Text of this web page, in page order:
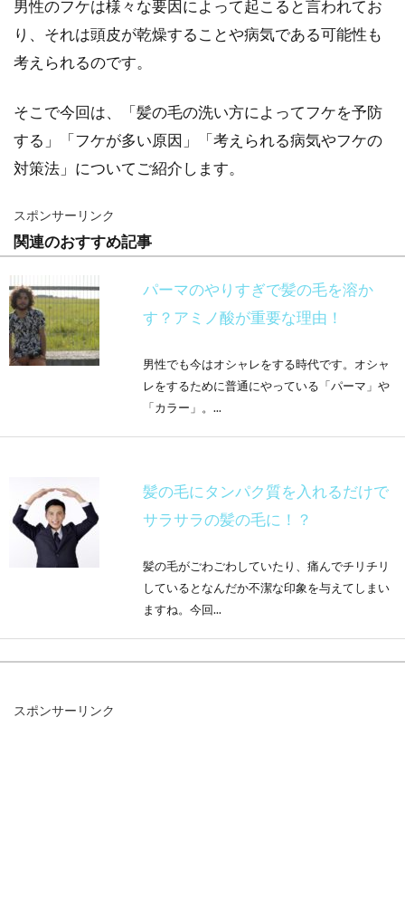
男性のフケは様々な要因によって起こると言われてお
り、それは頭皮が乾燥することや病気である可能性も
考えられるのです。
そこで今回は、「髪の毛の洗い方によってフケを予防
する」「フケが多い原因」「考えられる病気やフケの
対策法」についてご紹介します。
スポンサーリンク
関連のおすすめ記事
パーマのやりすぎで髪の毛を溶か
す？アミノ酸が重要な理由！
男性でも今はオシャレをする時代です。オシャ
レをするために普通にやっている「パーマ」や
「カラー」。...
髪の毛にタンパク質を入れるだけで
サラサラの髪の毛に！？
髪の毛がごわごわしていたり、痛んでチリチリ
しているとなんだか不潔な印象を与えてしまい
ますね。今回...
スポンサーリンク